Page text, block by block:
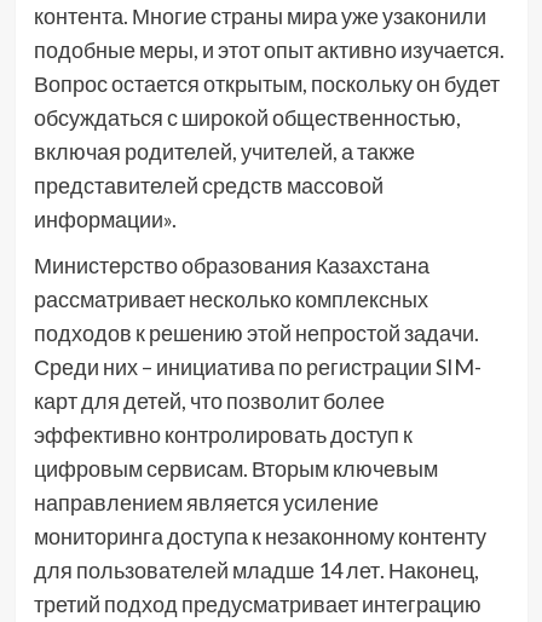
контента. Многие страны мира уже узаконили
подобные меры, и этот опыт активно изучается.
Вопрос остается открытым, поскольку он будет
обсуждаться с широкой общественностью,
включая родителей, учителей, а также
представителей средств массовой
информации».
Министерство образования Казахстана
рассматривает несколько комплексных
подходов к решению этой непростой задачи.
Среди них – инициатива по регистрации SIM-
карт для детей, что позволит более
эффективно контролировать доступ к
цифровым сервисам. Вторым ключевым
направлением является усиление
мониторинга доступа к незаконному контенту
для пользователей младше 14 лет. Наконец,
третий подход предусматривает интеграцию